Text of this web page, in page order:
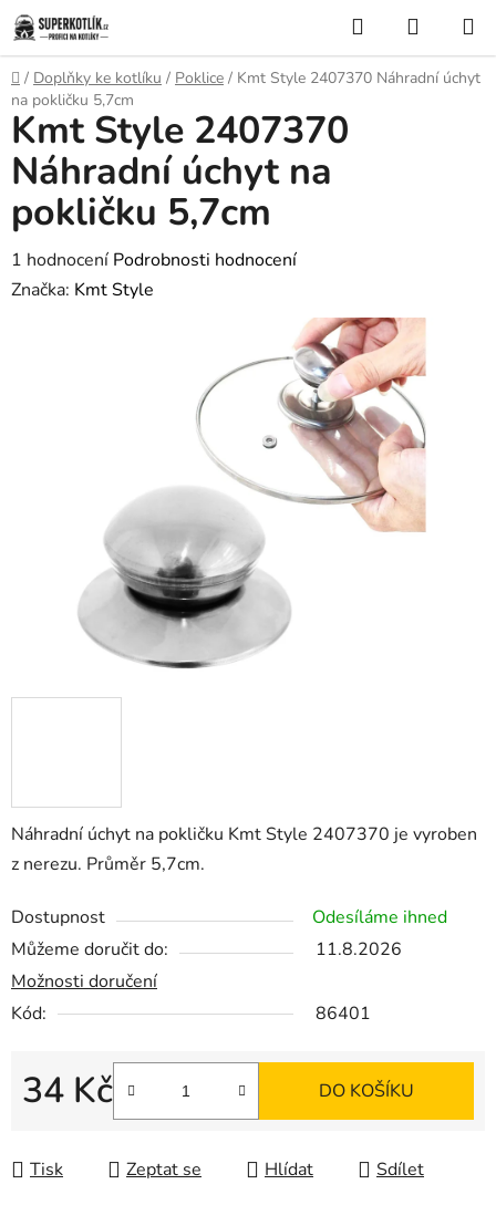
Přejít
na
obsah
Hledat
KOŠÍK
Domů
/ Doplňky ke kotlíku / Poklice / Kmt Style 2407370 Náhradní úchyt
na pokličku 5,7cm
Náhradní úchyt na pokličku Kmt Style 2407370 je vyroben
z nerezu. Průměr 5,7cm.
Dostupnost
Odesíláme ihned
Můžeme doručit do:
11.8.2026
Možnosti doručení
Kód:
86401
34 Kč
Měrná cena:
DO KOŠÍKU
Tisk Zeptat se Hlídat Sdílet
Kmt Style 2407370
Náhradní úchyt na
pokličku 5,7cm
Průměrné
hodnocení
1 hodnocení Podrobnosti hodnocení
Značka: Kmt Style